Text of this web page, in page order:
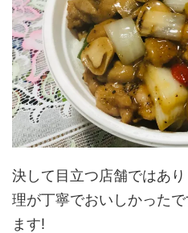
決して目立つ店舗ではあ
理が丁寧でおいしかった
ます!